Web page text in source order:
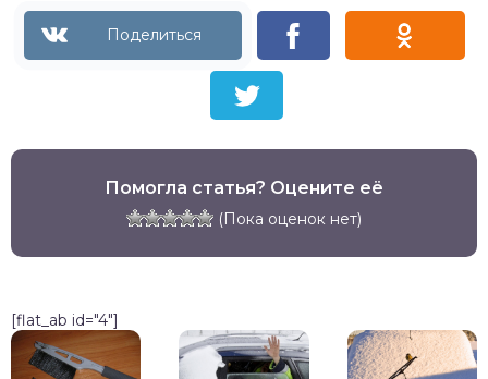
Помогла статья? Оцените её
(Пока оценок нет)
[flat_ab id="4"]